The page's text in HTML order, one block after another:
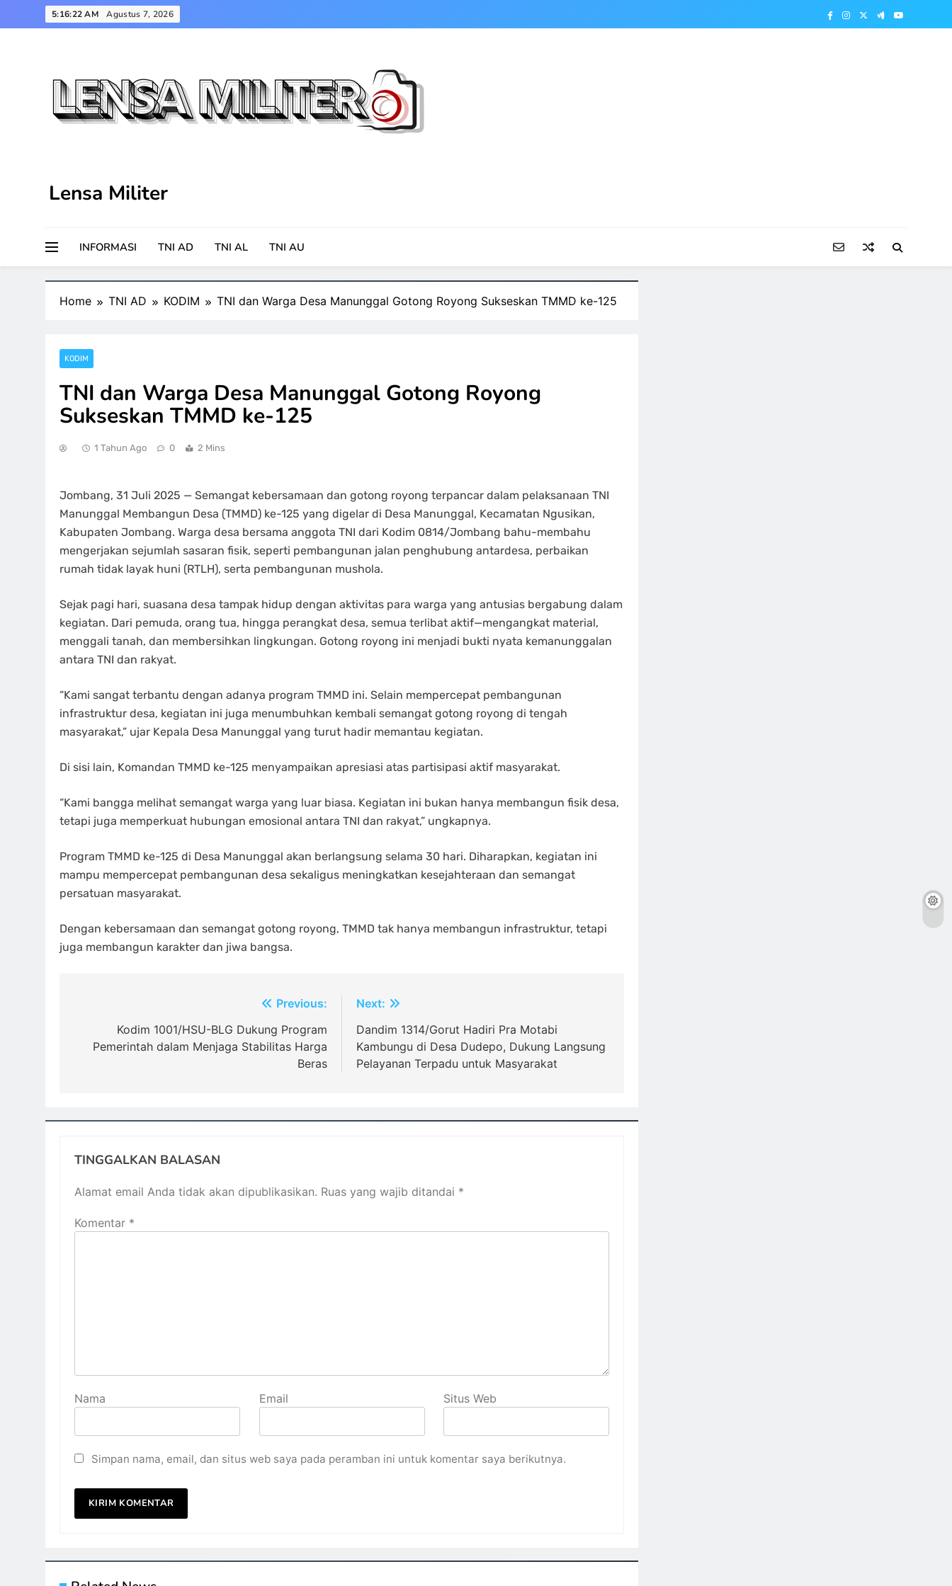
to
5:16:23 AM Agustus 7, 2026
Lensa Militer
INFORMASI TNI AD TNI AL TNI AU
Home TNI AD KODIM TNI dan Warga Desa Manunggal Gotong Royong Sukseskan TMMD ke-125
KODIM
TNI dan Warga Desa Manunggal Gotong Royong
Sukseskan TMMD ke-125
1 Tahun Ago 0 2 Mins
Jombang, 31 Juli 2025 — Semangat kebersamaan dan gotong royong terpancar dalam pelaksanaan TNI
Manunggal Membangun Desa (TMMD) ke-125 yang digelar di Desa Manunggal, Kecamatan Ngusikan,
Kabupaten Jombang. Warga desa bersama anggota TNI dari Kodim 0814/Jombang bahu-membahu
mengerjakan sejumlah sasaran fisik, seperti pembangunan jalan penghubung antardesa, perbaikan
rumah tidak layak huni (RTLH), serta pembangunan mushola.
Sejak pagi hari, suasana desa tampak hidup dengan aktivitas para warga yang antusias bergabung dalam
kegiatan. Dari pemuda, orang tua, hingga perangkat desa, semua terlibat aktif—mengangkat material,
menggali tanah, dan membersihkan lingkungan. Gotong royong ini menjadi bukti nyata kemanunggalan
antara TNI dan rakyat.
“Kami sangat terbantu dengan adanya program TMMD ini. Selain mempercepat pembangunan
infrastruktur desa, kegiatan ini juga menumbuhkan kembali semangat gotong royong di tengah
masyarakat,” ujar Kepala Desa Manunggal yang turut hadir memantau kegiatan.
Di sisi lain, Komandan TMMD ke-125 menyampaikan apresiasi atas partisipasi aktif masyarakat.
“Kami bangga melihat semangat warga yang luar biasa. Kegiatan ini bukan hanya membangun fisik desa,
tetapi juga memperkuat hubungan emosional antara TNI dan rakyat,” ungkapnya.
Program TMMD ke-125 di Desa Manunggal akan berlangsung selama 30 hari. Diharapkan, kegiatan ini
mampu mempercepat pembangunan desa sekaligus meningkatkan kesejahteraan dan semangat
persatuan masyarakat.
Dengan kebersamaan dan semangat gotong royong, TMMD tak hanya membangun infrastruktur, tetapi
juga membangun karakter dan jiwa bangsa.
Previous:
Kodim 1001/HSU-BLG Dukung Program
Pemerintah dalam Menjaga Stabilitas Harga
Beras
Next:
Dandim 1314/Gorut Hadiri Pra Motabi
Kambungu di Desa Dudepo, Dukung Langsung
Pelayanan Terpadu untuk Masyarakat
TINGGALKAN BALASAN
Alamat email Anda tidak akan dipublikasikan. Ruas yang wajib ditandai *
Komentar *
Nama Email Situs Web
Simpan nama, email, dan situs web saya pada peramban ini untuk komentar saya berikutnya.